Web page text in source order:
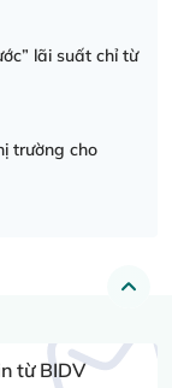
lãi suất chỉ từ
trường cho
từ BIDV